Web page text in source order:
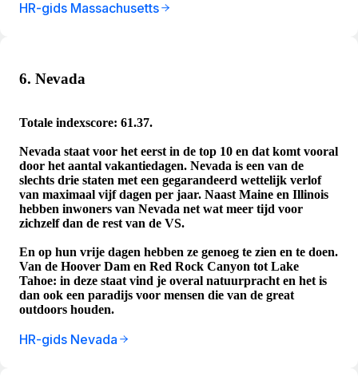
HR-gids Massachusetts
6. Nevada
Totale indexscore: 61.37.
Nevada staat voor het eerst in de top 10 en dat komt vooral
door het aantal vakantiedagen. Nevada is een van de
slechts drie staten met een gegarandeerd wettelijk verlof
van maximaal vijf dagen per jaar. Naast Maine en Illinois
hebben inwoners van Nevada net wat meer tijd voor
zichzelf dan de rest van de VS.
En op hun vrije dagen hebben ze genoeg te zien en te doen.
Van de Hoover Dam en Red Rock Canyon tot Lake
Tahoe: in deze staat vind je overal natuurpracht en het is
dan ook een paradijs voor mensen die van de great
outdoors houden.
HR-gids Nevada